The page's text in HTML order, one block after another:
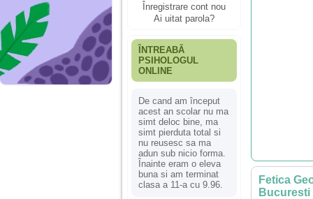
Înregistrare cont nou
Ai uitat parola?
ÎNTREABĂ
PSIHOLOGUL
ONLINE
De cand am început
acest an scolar nu ma
simt deloc bine, ma
simt pierduta total si
nu reusesc sa ma
adun sub nicio forma.
Înainte eram o eleva
buna si am terminat
clasa a 11-a cu 9.96.
Fetica
Bucuresti